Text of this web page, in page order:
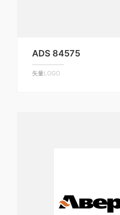
ADS 84575
矢量LOGO